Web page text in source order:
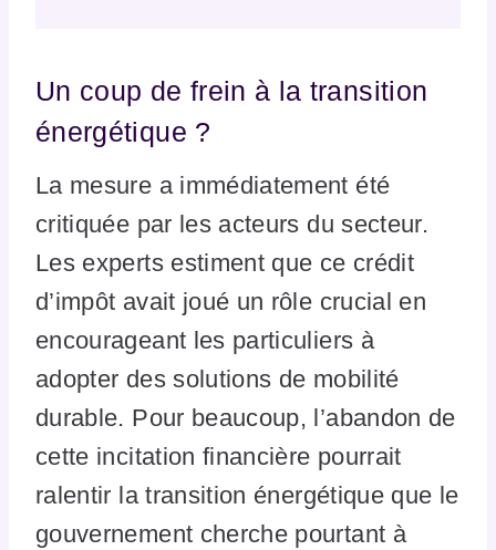
Un coup de frein à la transition
énergétique ?
La mesure a immédiatement été
critiquée par les acteurs du secteur.
Les experts estiment que ce crédit
d’impôt avait joué un rôle crucial en
encourageant les particuliers à
adopter des solutions de mobilité
durable. Pour beaucoup, l’abandon de
cette incitation financière pourrait
ralentir la transition énergétique que le
gouvernement cherche pourtant à